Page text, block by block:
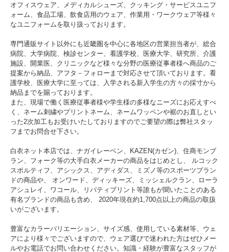
オフィスウェア、メディカルシューズ、クッキング・サービスユニフ
ォーム、食品工場、飲食店用のウェア、作業用・ワークウェア等様々
なユニフォームを取り扱っております。
専門通販サイト以外にも近畿圏を中心に各地区の営業担当者が、総合
病院、大学病院、検診センター、看護学校、医療大学、研究所、介護
施設、開業医、クリニックなど様々な分野の医療従事者様へ商品のご
提案から納品、アフタ－フォローまで対応させて頂いております。看
護学校、医療大学に至っては、入学される新入学生の方々の採寸から
納品までを賜っております。
また、現場で働く医療従事者様や学生様の多様なニーズにお応えすべ
く、ネーム刺繍やプリントネーム、ネームワッペンや裾のお直しとい
った2次加工もお受けいたしておりますのでご要望の際は弊社スタッ
フまでお問合せ下さい。
白衣ネット本店では、ナガイレーベン、KAZEN(カゼン)、住商モンブ
ラン、フォーク等の大手白衣メーカーの商品をはじめとし、 ルコック
スポルティフ、アシックス、アディダス、ミズノ等のスポーツブラン
ドの商品や、 オンワード、ディッキーズ、ミッシェルクラン、ローラ
アシュレイ、ワコール、リバティプリント等誰もが聞いたことのある
有名ブランドの商品も含め、 2020年現在約1,700点以上の商品の取扱
いがございます。
豊富なカラーバリエーション、サイズ感、使用している素材等、ウェ
アにより様々でございますので、ウェア選びで迷われた方はぜひメー
ルやお電話でお問い合わせください。知識・経験が豊富なスタッフが